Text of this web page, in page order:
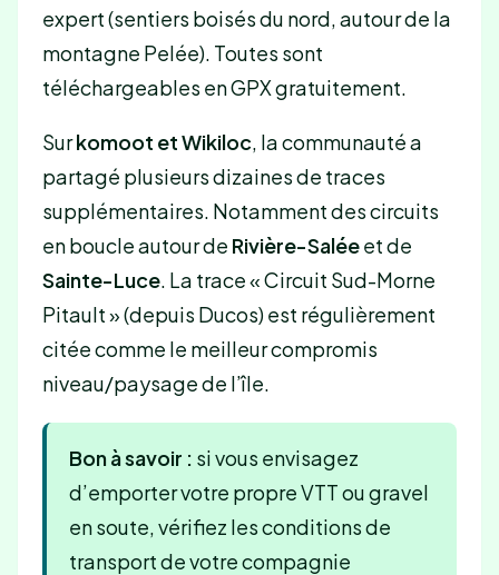
expert (sentiers boisés du nord, autour de la
montagne Pelée). Toutes sont
téléchargeables en GPX gratuitement.
Surkomoot et Wikiloc, la communauté a
partagé plusieurs dizaines de traces
supplémentaires. Notamment des circuits
en boucle autour de Rivière-Saléeet de
Sainte-Luce. La trace « Circuit Sud-Morne
Pitault » (depuis Ducos) est régulièrement
citée comme le meilleur compromis
niveau/paysage de l’île.
Bon à savoir : si vous envisagez
d’emporter votre propre VTT ou gravel
en soute, vérifiez les conditions de
transport de votre compagnie